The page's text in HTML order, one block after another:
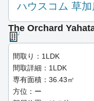
ハウスコム 草加
The Orchard
間取り：1LDK
間取詳細：1LDK
専有面積：36.43㎡
方位：ー